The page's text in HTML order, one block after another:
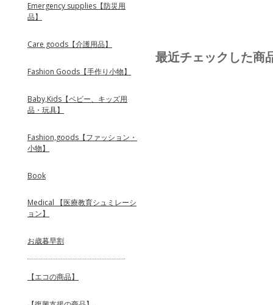
最近チェックした商
Emergency supplies【防災用
品】
Care goods【介護用品】
Fashion Goods【手作り小物】
Baby,Kids【ベビー、キッズ用
品・玩具】
Fashion,goods【ファッション・
小物】
Book
Medical 【医療教育シュミレーシ
ョン】
お歳暮早割
【エコの商品】